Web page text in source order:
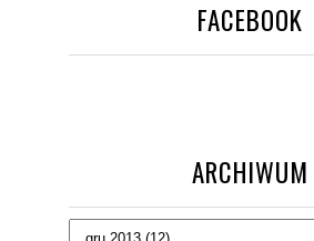
FACEBOOK
ARCHIWUM